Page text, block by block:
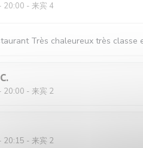
20:00 - 来宾 4
Très chaleureux très classe
C
20:00 - 来宾 2
20:15 - 来宾 2